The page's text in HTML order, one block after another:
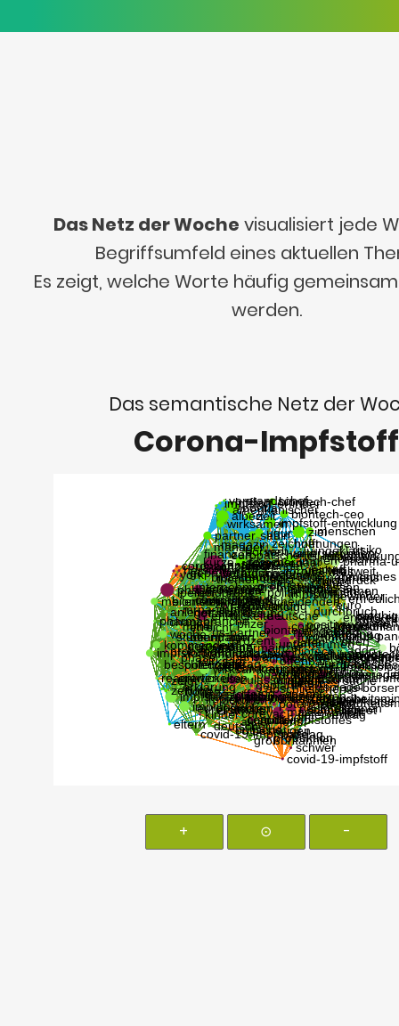
Das Netz der Woche visualisiert jede
Begriffsumfeld eines aktuellen
Es zeigt, welche Worte häufig
werden.
Das semantische Netz der
Corona-Impfstoff
+ ⊙ -